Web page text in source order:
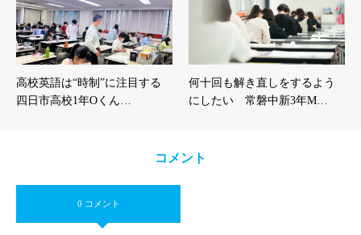
高校英語は“時制”に注目する
四日市高校1年Oくん…
何十回も解き直しをするよう
にしたい 常磐中新3年M…
コメント
0 コメント